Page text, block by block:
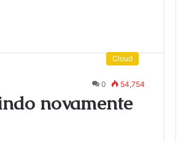
Cloud
0 54,754
novamente